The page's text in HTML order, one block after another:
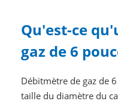
Qu'est-ce
gaz de 6
Débitmètre de gaz de
taille du diamètre du